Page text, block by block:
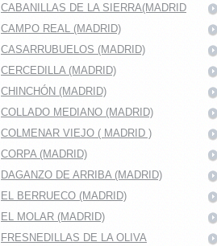
CABANILLAS DE LA SIERRA(MADRID
CAMPO REAL (MADRID)
CASARRUBUELOS (MADRID)
CERCEDILLA (MADRID)
CHINCHÓN (MADRID)
COLLADO MEDIANO (MADRID)
COLMENAR VIEJO ( MADRID )
CORPA (MADRID)
DAGANZO DE ARRIBA (MADRID)
EL BERRUECO (MADRID)
EL MOLAR (MADRID)
FRESNEDILLAS DE LA OLIVA